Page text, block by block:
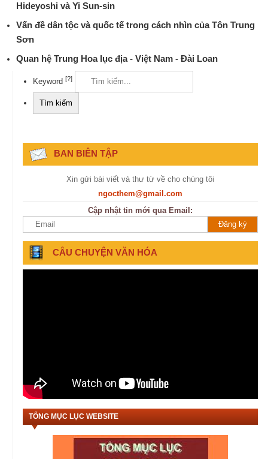
Hideyoshi và Yi Sun-sin
Vấn đề dân tộc và quốc tế trong cách nhìn của Tôn Trung
Sơn
Quan hệ Trung Hoa lục địa - Việt Nam - Đài Loan
Keyword [?]
BAN BIÊN TẬP
Xin gửi bài viết và thư từ về cho chúng tôi
ngocthem@gmail.com
Cập nhật tin mới qua Email:
CÂU CHUYỆN VĂN HÓA
TỔNG MỤC LỤC WEBSITE